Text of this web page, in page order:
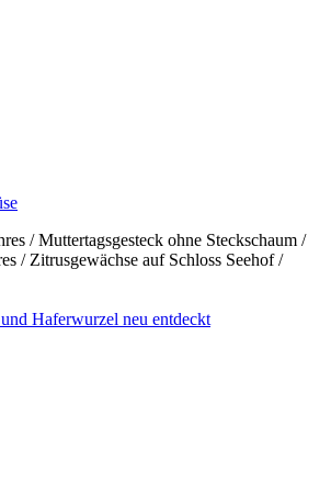
/​ Muttertagsgesteck ohne Steckschaum /​
/​ Zitrusgewächse auf Schloss Seehof /​
Haferwurzel neu entdeckt